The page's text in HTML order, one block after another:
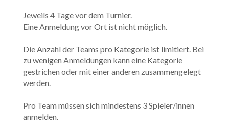
Jeweils 4 Tage vor dem Turnier.
Eine Anmeldung vor Ort ist nicht möglich.
Die Anzahl der Teams pro Kategorie ist limitiert. Bei
zu wenigen Anmeldungen kann eine Kategorie
gestrichen oder mit einer anderen zusammengelegt
werden.
Pro Team müssen sich mindestens 3 Spieler/innen
anmelden.